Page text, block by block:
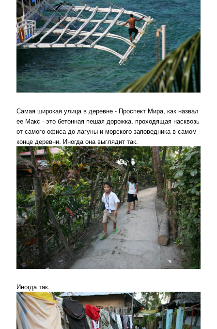
Самая широкая улица в деревне - Проспект Мира, как назвал
ее Макс - это бетонная пешая дорожка, проходящая насквозь
от самого офиса до лагуны и морского заповедника в самом
конце деревни. Иногда она выглядит так.
Иногда так.